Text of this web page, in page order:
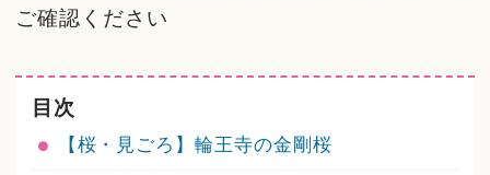
ご確認ください
目次
【桜・見ごろ】輪王寺の金剛桜